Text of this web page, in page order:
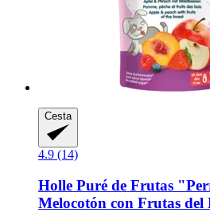
Cesta
4.9 (14)
Holle Puré de Frutas
Melocotón con Frutas del